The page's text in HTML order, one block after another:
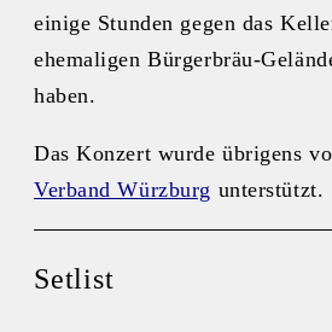
einige Stunden gegen das
ehemaligen Bürgerbräu-
haben.
Das Konzert wurde übrigens
Verband Würzburg unterstützt.
Setlist